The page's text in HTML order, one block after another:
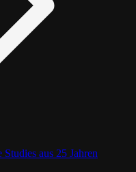
aus 25 Jahren